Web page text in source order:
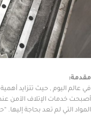
, حيث تتزايد أهمية حماية
الإتلاف الآمن عنصرا
لم تعد بحاجة إليها. “حلول